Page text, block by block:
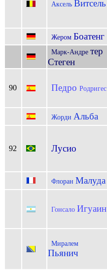
Аксель Витсель
Жером Боатенг
Марк-Андре тер
Стеген
90 Педро Родригес
Жорди Альба
92 Лусио
Флоран Малуда
Гонсало Игуаин
Миралем
Пьянич